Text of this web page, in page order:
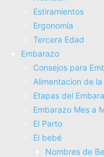
Estiramientos
Ergonomí­a
Tercera Edad
Embarazo
Consejos para
Alimentacion de
Etapas del
Embarazo Mes a
El Parto
El bebé
Nombres de
Electroterapia
Tratamientos
Masajes
SUPERALIMENTOS
Salud
Consejos sobre
Actividad Fí­sica
Nutrición
Estiramientos
Ergonomí­a
Tercera Edad